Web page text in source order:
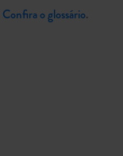
Confira o glossário.